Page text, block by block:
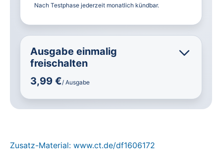
Nach Testphase jederzeit monatlich kündbar.
Ausgabe einmalig
freischalten
3,99 €/ Ausgabe
Zusatz-Material: www.ct.de/df1606172